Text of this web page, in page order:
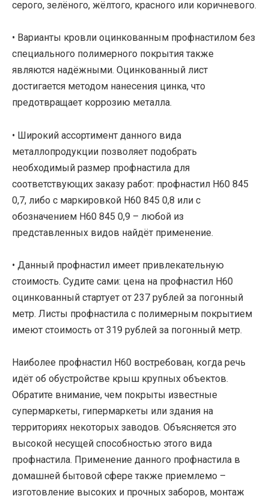
серого, зелёного, жёлтого, красного или коричневого.
• Варианты кровли оцинкованным профнастилом без
специального полимерного покрытия также
являются надёжными. Оцинкованный лист
достигается методом нанесения цинка, что
предотвращает коррозию металла.
• Широкий ассортимент данного вида
металлопродукции позволяет подобрать
необходимый размер профнастила для
соответствующих заказу работ: профнастил Н60 845
0,7, либо с маркировкой Н60 845 0,8 или с
обозначением Н60 845 0,9 – любой из
представленных видов найдёт применение.
• Данный профнастил имеет привлекательную
стоимость. Судите сами: цена на профнастил Н60
оцинкованный стартует от 237 рублей за погонный
метр. Листы профнастила с полимерным покрытием
имеют стоимость от 319 рублей за погонный метр.
Наиболее профнастил H60 востребован, когда речь
идёт об обустройстве крыш крупных объектов.
Обратите внимание, чем покрыты известные
супермаркеты, гипермаркеты или здания на
территориях некоторых заводов. Объясняется это
высокой несущей способностью этого вида
профнастила. Применение данного профнастила в
домашней бытовой сфере также приемлемо –
изготовление высоких и прочных заборов, монтаж